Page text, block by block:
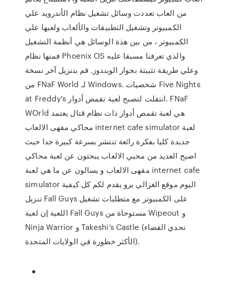
من العاب تعددت وسائل تشغيل نظام الأندرويد علي
الكمبيوتر وتشغيل التطبيقات والألعاب ولعبها علي
الكمبيوتر ، من بين هذة الوسائل هي أنظمة التشغيل
فمنها نظام Phoenix OS والذي تعرفنا مسبقا عليه
وعلي طريقة تثبيتة بجوار الويندوز. قم بتنزيل آخر نسخة
من FNaF World لـ Windows. شخصيات Five Nights
at Freddy's انتقلت لتصبح لعبة تقمص أدوار. FNaF
WOrld هي لعبة تقمص أدوار ذات نظام قتال يعتمد
محاكي مقهى الالعاب internet cafe simulator لعبة
جديدة كليا بفكرة رائعة تنتشر بسرعة كبيرة جدا حيث
اصبح العديد من محبي الالعاب يبحتون عن لعبة محاكي
مقهى الالعاب و يسالون عن ما هي لعبة internet cafe
simulator اليوم موقع الغزالي برو يقدم لكم كل كيفية
تنزيل Fall Guys على الكمبيوتر مع متطلبات تشغيل
اللعبة إن لعبة Fall Guys مستوحاة من Wipeout و
Ninja Warrior و Takeshi’s Castle (تحدي القضاء
الأكثر خطورة في الولايات المتحدة).